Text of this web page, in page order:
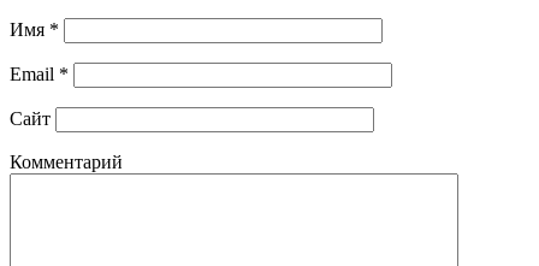
Имя *
Email *
Сайт
Комментарий